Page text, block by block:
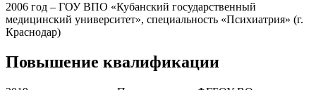
2006 год – ГОУ ВПО «Кубанский государственный
медицинский университет», специальность «Психиатрия» (г.
Краснодар)
Повышение квалификации